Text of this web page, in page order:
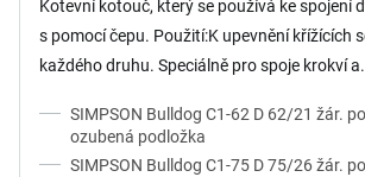
Kotevní kotouč, který se používá ke spojení
s pomocí čepu. Použití:K upevnění křížících
každého druhu. Speciálně pro spoje krokví
SIMPSON Bulldog C1-62 D 62/21 žár.
ozubená podložka
SIMPSON Bulldog C1-75 D 75/26 žár.